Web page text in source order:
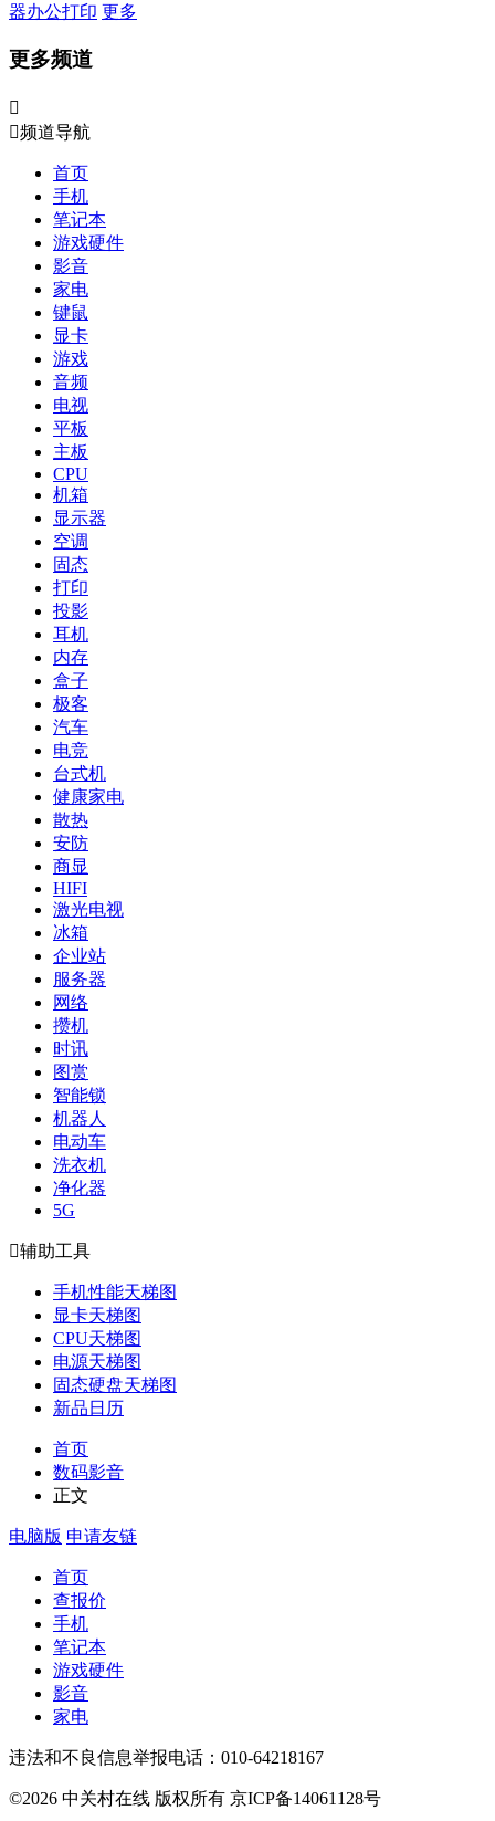
器办公打印 更多
更多频道

频道导航
首页
手机
笔记本
游戏硬件
影音
家电
键鼠
显卡
游戏
音频
电视
平板
主板
CPU
机箱
显示器
空调
固态
打印
投影
耳机
内存
盒子
极客
汽车
电竞
台式机
健康家电
散热
安防
商显
HIFI
激光电视
冰箱
企业站
服务器
网络
攒机
时讯
图赏
智能锁
机器人
电动车
洗衣机
净化器
5G
辅助工具
手机性能天梯图
显卡天梯图
CPU天梯图
电源天梯图
固态硬盘天梯图
新品日历
首页
数码影音
正文
电脑版 申请友链
首页
查报价
手机
笔记本
游戏硬件
影音
家电
违法和不良信息举报电话：010-64218167
©2026 中关村在线 版权所有 京ICP备14061128号